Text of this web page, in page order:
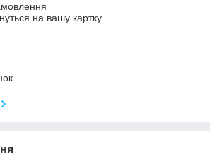
на вашу картку